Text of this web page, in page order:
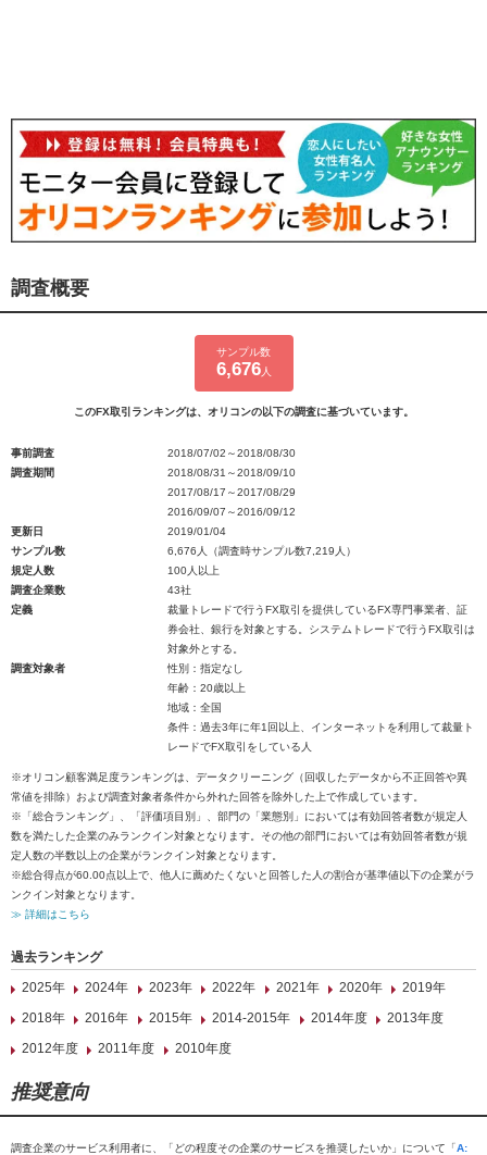
調査概要
サンプル数
6,676人
このFX取引ランキングは、オリコンの以下の調査に基づいています。
事前調査
2018/07/02～2018/08/30
調査期間
2018/08/31～2018/09/10
2017/08/17～2017/08/29
2016/09/07～2016/09/12
更新日
2019/01/04
サンプル数
6,676人（調査時サンプル数7,219人）
規定人数
100人以上
調査企業数
43社
定義
裁量トレードで行うFX取引を提供しているFX専門事業者、証
券会社、銀行を対象とする。システムトレードで行うFX取引は
対象外とする。
調査対象者
性別：指定なし
年齢：20歳以上
地域：全国
条件：過去3年に年1回以上、インターネットを利用して裁量ト
レードでFX取引をしている人
※オリコン顧客満足度ランキングは、データクリーニング（回収したデータから不正回答や異
常値を排除）および調査対象者条件から外れた回答を除外した上で作成しています。
※「総合ランキング」、「評価項目別」、部門の「業態別」においては有効回答者数が規定人
数を満たした企業のみランクイン対象となります。その他の部門においては有効回答者数が規
定人数の半数以上の企業がランクイン対象となります。
※総合得点が60.00点以上で、他人に薦めたくないと回答した人の割合が基準値以下の企業がラ
ンクイン対象となります。
≫ 詳細はこちら
過去ランキング
2025年
2024年 2023年 2022年 2021年 2020年
2019年
2018年
2016年 2015年 2014-2015年 2014年度
2013年度
2012年度
2011年度 2010年度
推奨意向
調査企業のサービス利用者に、「どの程度その企業のサービスを推奨したいか」について「A: